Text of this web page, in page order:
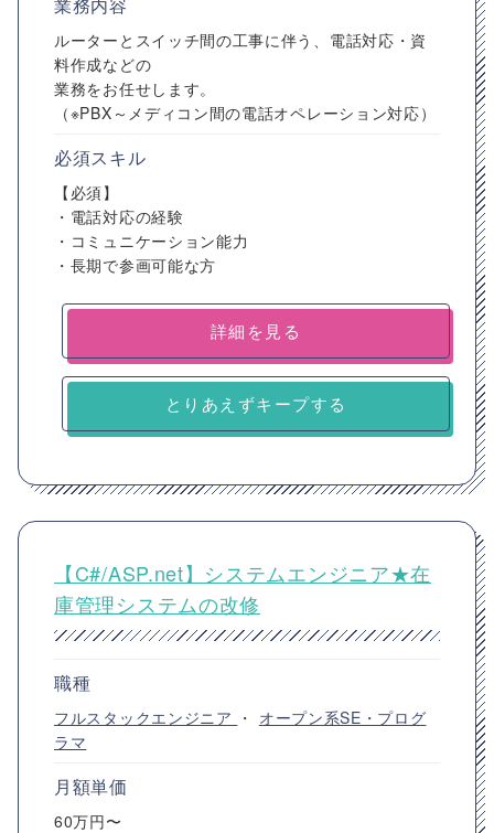
ルーターとスイッチ間の工事に伴う、電話対応・資
料作成などの
業務をお任せします。
（※PBX～メディコン間の電話オペレーション対応）
必須スキル
【必須】
・電話対応の経験
・コミュニケーション能力
・長期で参画可能な方
詳細を見る
とりあえずキープする
【C#/ASP.net】システムエンジニア★在
庫管理システムの改修
職種
フルスタックエンジニア ・ オープン系SE・プログ
ラマ
月額単価
60万円〜